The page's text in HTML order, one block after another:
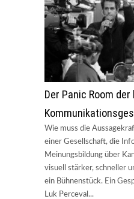
Der Panic Room
Wie muss die
einer Gesellschaft, die
Meinungsbildung über
visuell stärker, schneller
ein Bühnenstück. Ein
Luk Perceval...